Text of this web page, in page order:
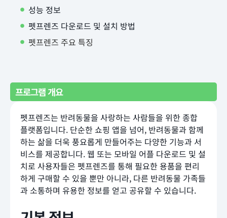
성능 정보
펫프렌즈 다운로드 및 설치 방법
펫프렌즈 주요 특징
프로그램 개요
펫프렌즈는 반려동물을 사랑하는 사람들을 위한 종합
플랫폼입니다. 단순한 쇼핑 앱을 넘어, 반려동물과 함께
하는 삶을 더욱 풍요롭게 만들어주는 다양한 기능과 서
비스를 제공합니다. 웹 또는 모바일 어플 다운로드 및 설
치로 사용자들은 펫프렌즈를 통해 필요한 용품을 편리
하게 구매할 수 있을 뿐만 아니라, 다른 반려동물 가족들
과 소통하며 유용한 정보를 얻고 공유할 수 있습니다.